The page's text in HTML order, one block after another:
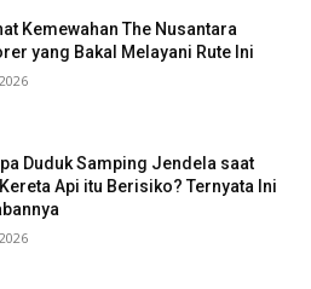
Kemewahan The Nusantara
yang Bakal Melayani Rute Ini
Duduk Samping Jendela saat
Api itu Berisiko? Ternyata Ini